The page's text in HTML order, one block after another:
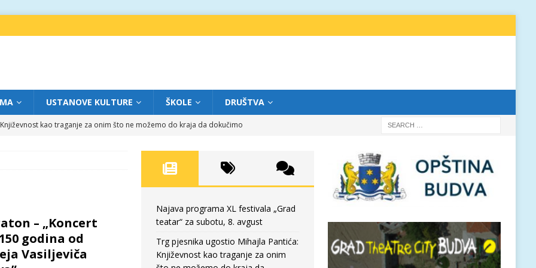
USTANOVE KULTURE ŠKOLE DRUŠTVA
kao traganje za onim što ne možemo do kraja da dokučimo
za petak, 7. avgust
„Više od igre” na sceni između crkava
FOKUS
za subotu, 8. avgust
– „Koncert
godina od
Vasiljeviča
Najava programa XL festivala „Grad
teatar“ za subotu, 8. avgust
Trg pjesnika ugostio Mihajla Pantića:
Književnost kao traganje za onim